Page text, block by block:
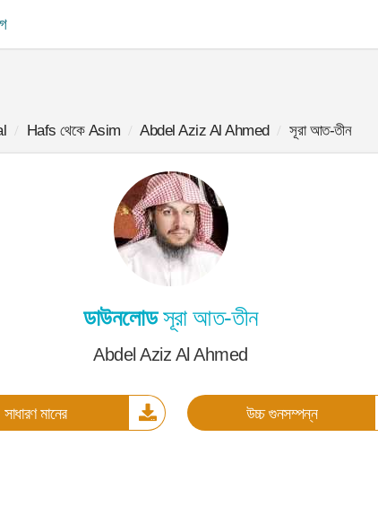
Hafs থেকে Asim Abdel Aziz Al Ahmed সূরা আত-তীন
ডাউনলোডসূরা আত-তীন
Abdel Aziz Al Ahmed
সাধারণ মানের উচ্চ গুনসম্পন্ন